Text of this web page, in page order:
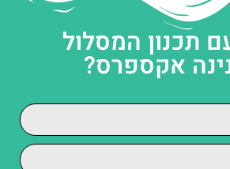
תכנון המסלול
אקספרס?